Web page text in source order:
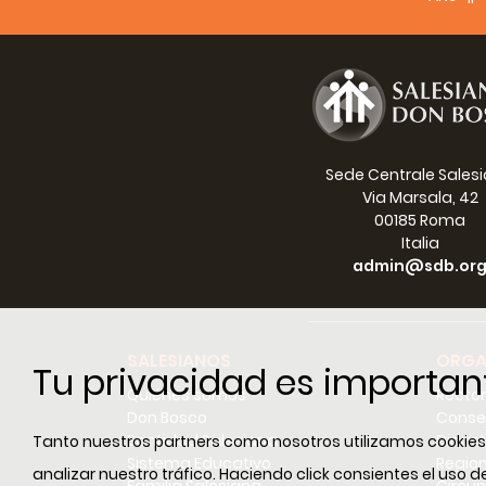
Tu privacidad es
Tanto nuestros partners como nosotros utilizamos
analizar nuestro tráfico. Haciendo click consientes el uso
Es
para
de
Pero
Sede Centrale
Via Marsala, 42
00185 Roma
Italia
admin@sdb.org
Quiénes somos
Santidad Salesiana
Sistema Educativo